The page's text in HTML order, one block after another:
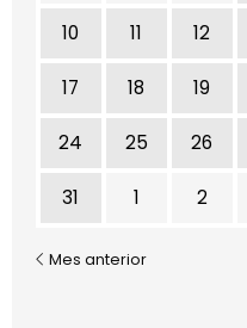
10 11 12
17 18 19
24 25 26
31 1 2
Mes anterior